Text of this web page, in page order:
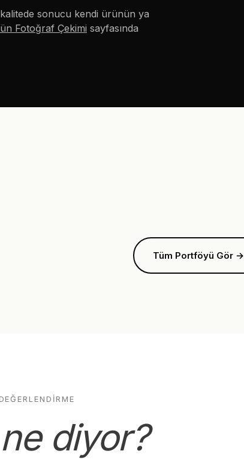
sonucu kendi ürünün ya
Fotoğraf Çekimi sayfasında
Tüm Portföyü Gör →
ne diyor?